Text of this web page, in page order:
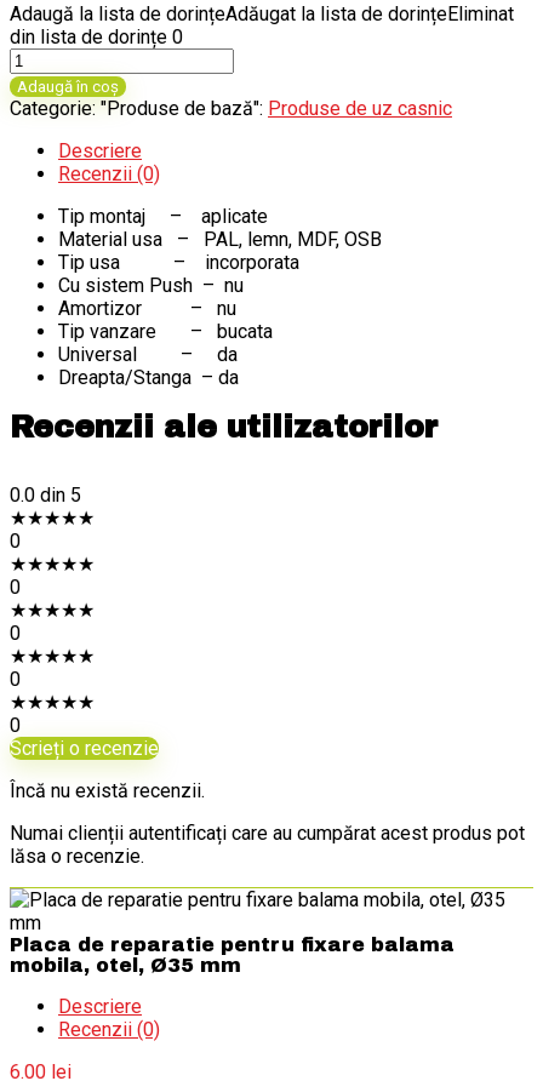
Adaugă la lista de dorințeAdăugat la lista de dorințeEliminat
din lista de dorințe 0
Cantitate
Placa
de
pentru
fixare
mobila,
otel,
Ø35
mm
Adaugă în coș
Categorie: "Produse de bază": Produse de uz casnic
Descriere
Recenzii (0)
Tip montaj – aplicate
Material usa – PAL, lemn, MDF, OSB
Tip usa – incorporata
Cu sistem Push – nu
Amortizor – nu
Tip vanzare – bucata
Universal – da
Dreapta/Stanga – da
Recenzii ale utilizatorilor
0.0 din 5
★★★★★
0
★★★★★
0
★★★★★
0
★★★★★
0
★★★★★
0
Scrieți o recenzie
Încă nu există recenzii.
Numai clienții autentificați care au cumpărat acest produs pot
lăsa o recenzie.
Placa de reparatie pentru fixare balama
mobila, otel, Ø35 mm
Descriere
Recenzii (0)
6.00 lei